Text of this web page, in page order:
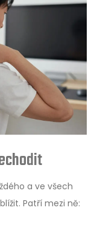
a ve všech
Patří mezi ně: